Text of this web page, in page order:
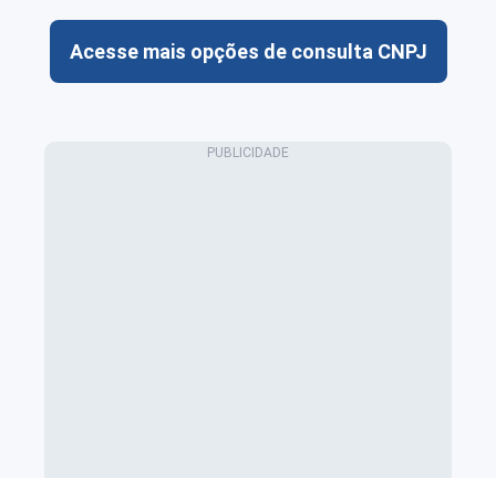
Acesse mais opções de consulta CNPJ